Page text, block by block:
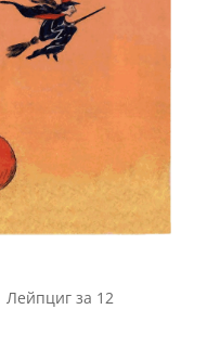
Лейпциг за 12